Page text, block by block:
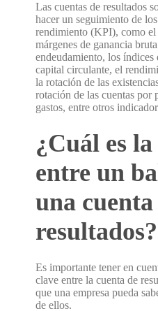
Las cuentas de resultados
hacer un seguimiento de
rendimiento (KPI), como
márgenes de ganancia
endeudamiento, los
capital circulante, el
la rotación de las
rotación de las cuentas por
gastos, entre otros
¿Cuál es
entre un
una cuenta
resultados?
Es importante tener en
clave entre la cuenta de
que una empresa pueda
de ellos.